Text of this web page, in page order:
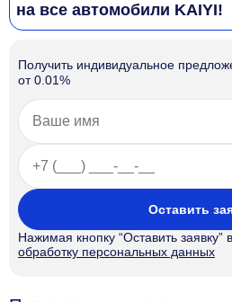
на все автомобили KAIYI!
Получить индивидуальное
от 0.01%
Оставить
Нажимая кнопку “Оставить заявку”
обработку персональных данных